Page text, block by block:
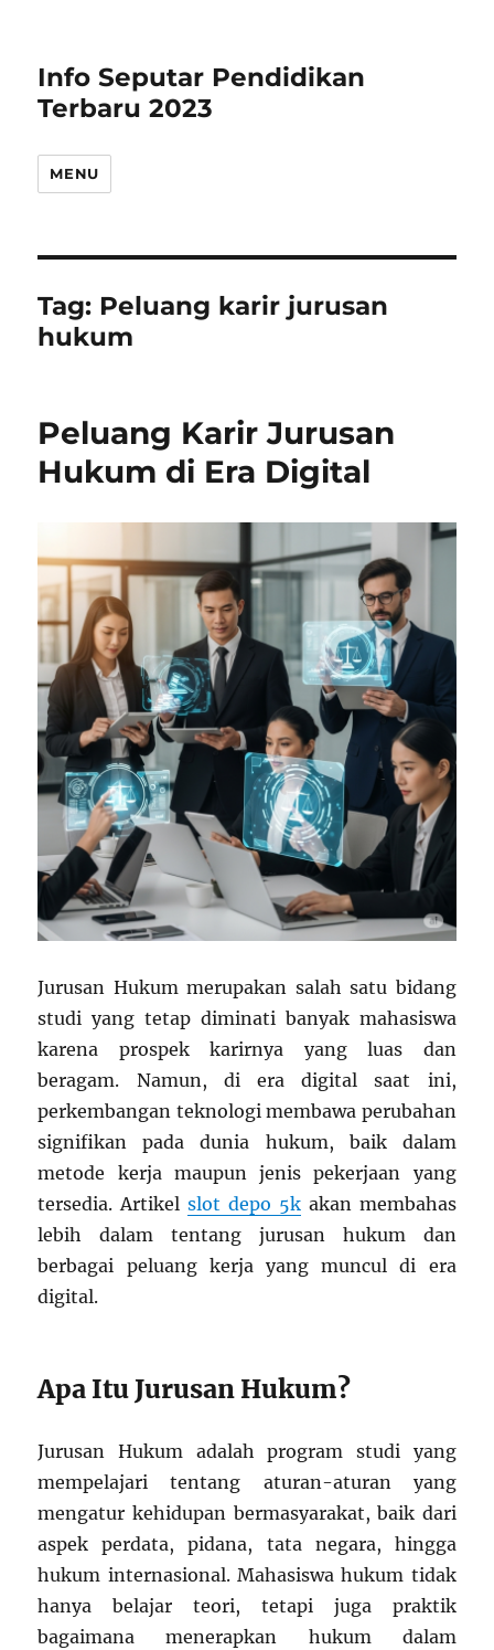
Info Seputar Pendidikan
Terbaru 2023
MENU
Tag: Peluang karir jurusan
hukum
Peluang Karir Jurusan
Hukum di Era Digital
Jurusan Hukum merupakan salah satu bidang
studi yang tetap diminati banyak mahasiswa
karena prospek karirnya yang luas dan
beragam. Namun, di era digital saat ini,
perkembangan teknologi membawa perubahan
signifikan pada dunia hukum, baik dalam
metode kerja maupun jenis pekerjaan yang
tersedia. Artikelslot depo 5kakan membahas
lebih dalam tentang jurusan hukum dan
berbagai peluang kerja yang muncul di era
digital.
Apa Itu Jurusan Hukum?
Jurusan Hukum adalah program studi yang
mempelajari tentang aturan-aturan yang
mengatur kehidupan bermasyarakat, baik dari
aspek perdata, pidana, tata negara, hingga
hukum internasional. Mahasiswa hukum tidak
hanya belajar teori, tetapi juga praktik
bagaimana menerapkan hukum dalam